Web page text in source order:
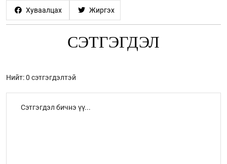
Хуваалцах Жиргэх
СЭТГЭГДЭЛ
Нийт: 0 сэтгэгдэлтэй